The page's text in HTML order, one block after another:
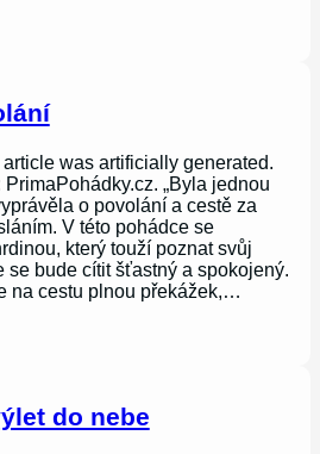
was artificially generated.
„Byla jednou
o povolání a cestě za
V této pohádce se
který touží poznat svůj
se bude cítit šťastný a spokojený.
na cestu plnou překážek,…
do nebe